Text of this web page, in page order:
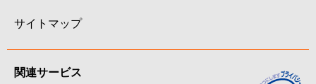
サイトマップ
関連サービス